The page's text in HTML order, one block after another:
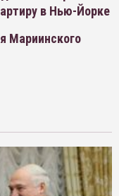
в Нью-Йорке
Мариинского